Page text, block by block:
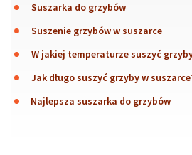
Suszarka do grzybów
Suszenie grzybów w suszarce
W jakiej temperaturze suszyć
Jak długo suszyć grzyby w
Najlepsza suszarka do grzybów